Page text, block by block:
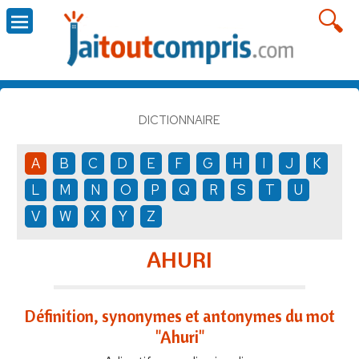
DICTIONNAIRE
A B C D E F G H I J
K
L
M N O P Q R S T
U
V
W X Y Z
AHURI
Définition, synonymes et antonymes du mot
"Ahuri"